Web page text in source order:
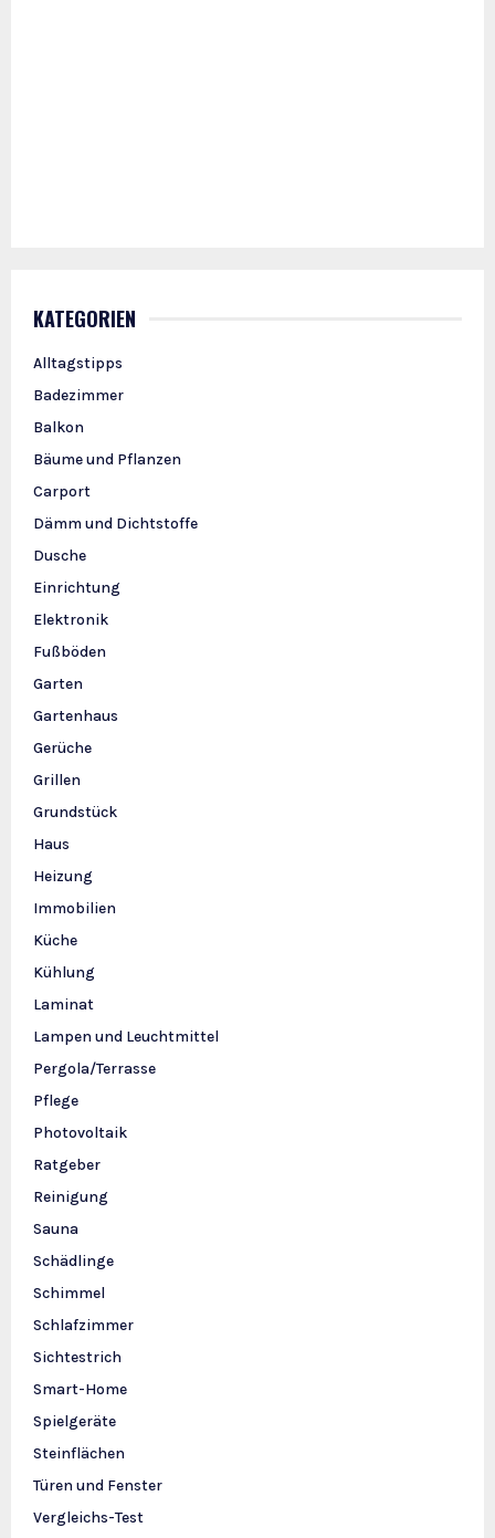
KATEGORIEN
Alltagstipps
Badezimmer
Balkon
Bäume und Pflanzen
Carport
Dämm und Dichtstoffe
Dusche
Einrichtung
Elektronik
Fußböden
Garten
Gartenhaus
Gerüche
Grillen
Grundstück
Haus
Heizung
Immobilien
Küche
Kühlung
Laminat
Lampen und Leuchtmittel
Pergola/Terrasse
Pflege
Photovoltaik
Ratgeber
Reinigung
Sauna
Schädlinge
Schimmel
Schlafzimmer
Sichtestrich
Smart-Home
Spielgeräte
Steinflächen
Türen und Fenster
Vergleichs-Test